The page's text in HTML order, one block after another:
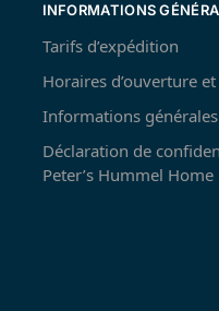
INFORMATIONS
Tarifs d’expédition
Horaires d’ouverture
Informations générales
Déclaration de
Peter’s Hummel Home